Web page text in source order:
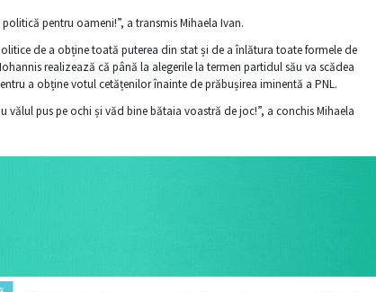
pentru oameni!”, a transmis Mihaela Ivan.
de a obține toată puterea din stat și de a înlătura toate formele de
realizează că până la alegerile la termen partidul său va scădea
a obține votul cetățenilor înainte de prăbușirea iminentă a PNL.
pus pe ochi și văd bine bătaia voastră de joc!”, a conchis Mihaela